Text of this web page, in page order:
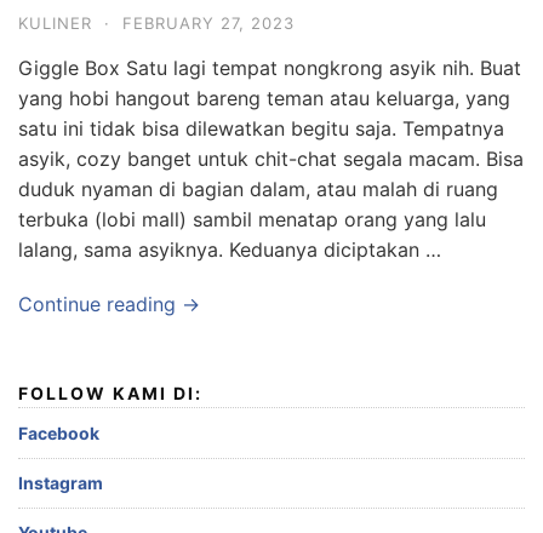
KULINER · FEBRUARY 27, 2023
Giggle Box Satu lagi tempat nongkrong asyik nih. Buat
yang hobi hangout bareng teman atau keluarga, yang
satu ini tidak bisa dilewatkan begitu saja. Tempatnya
asyik, cozy banget untuk chit-chat segala macam. Bisa
duduk nyaman di bagian dalam, atau malah di ruang
terbuka (lobi mall) sambil menatap orang yang lalu
lalang, sama asyiknya. Keduanya diciptakan …
Continue reading →
FOLLOW KAMI DI:
Facebook
Instagram